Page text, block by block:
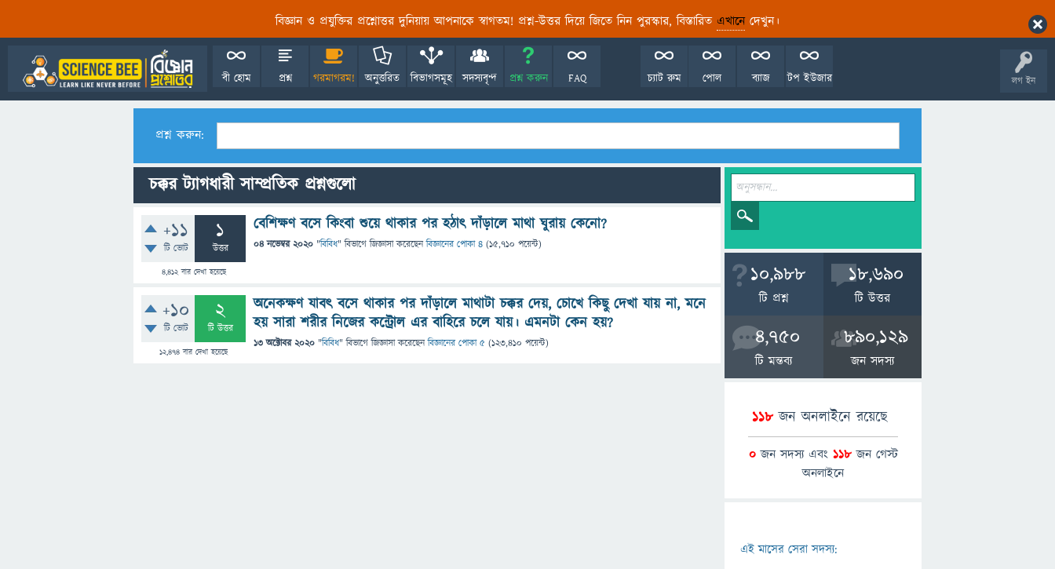
বিজ্ঞান ও প্রযুক্তির প্রশ্নোত্তর দুনিয়ায় আপনাকে স্বাগতম! প্রশ্ন-উত্তর দিয়ে জিতে নিন পুরস্কার, বিস্তারিত এখানেদেখুন।
লগ ইন
বী হোম প্রশ্ন গরমাগরম! অনুত্তরিত বিভাগসমূহ সদস্যবৃন্দ প্রশ্ন করুন FAQ টপ ইউজার
ব্যাজ
পোল
চ্যাট রুম
প্রশ্ন করুন:
চক্কর ট্যাগধারী সাম্প্রতিক প্রশ্নগুলো
+11
টি ভোট
1
উত্তর
4,412বার দেখা হয়েছে
বেশিক্ষণ বসে কিংবা শুয়ে থাকার পর হঠাৎ দাঁড়ালে মাথা ঘুরায় কেনো?
04 নভেম্বর 2020 "বিবিধ" বিভাগে জিজ্ঞাসাকরেছেনবিজ্ঞানের পোকা ৪ (15,710 পয়েন্ট)
+10
টি ভোট
2
টি উত্তর
12,474 বার দেখা হয়েছে
অনেকক্ষণ যাবৎ বসে থাকার পর দাঁড়ালে মাথাটা চক্কর দেয়, চোখে কিছু দেখা যায় না, মনে
হয় সারা শরীর নিজের কন্ট্রোল এর বাহিরে চলে যায়। এমনটা কেন হয়?
13 অক্টোবর 2020 "বিবিধ" বিভাগে জিজ্ঞাসাকরেছেনবিজ্ঞানের পোকা ৫ (123,410 পয়েন্ট)
10,988
টি প্রশ্ন
18,690
টি উত্তর
4,750
টি মন্তব্য
890,129
জন সদস্য
118জন অনলাইনে রয়েছে
0জন সদস্য এবং 118জন গেস্ট
অনলাইনে
এই মাসের সেরা সদস্য: